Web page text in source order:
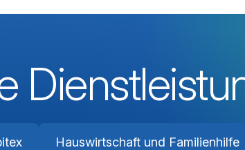
Hauswirtschaft und Familienhilfe